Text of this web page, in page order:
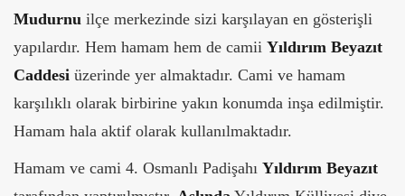
Mudurnu ilçe merkezinde sizi karşılayan en gösterişli
yapılardır. Hem hamam hem de camii Yıldırım Beyazıt
Caddesi üzerinde yer almaktadır. Cami ve hamam
karşılıklı olarak birbirine yakın konumda inşa edilmiştir.
Hamam hala aktif olarak kullanılmaktadır.
Hamam ve cami 4. Osmanlı Padişahı Yıldırım Beyazıt